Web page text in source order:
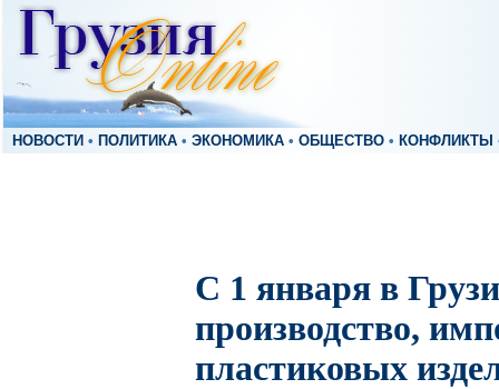
НОВОСТИ • ПОЛИТИКА • ЭКОНОМИКА • ОБЩЕСТВО • КОНФЛИКТЫ
С 1 января в
производство,
пластиковых